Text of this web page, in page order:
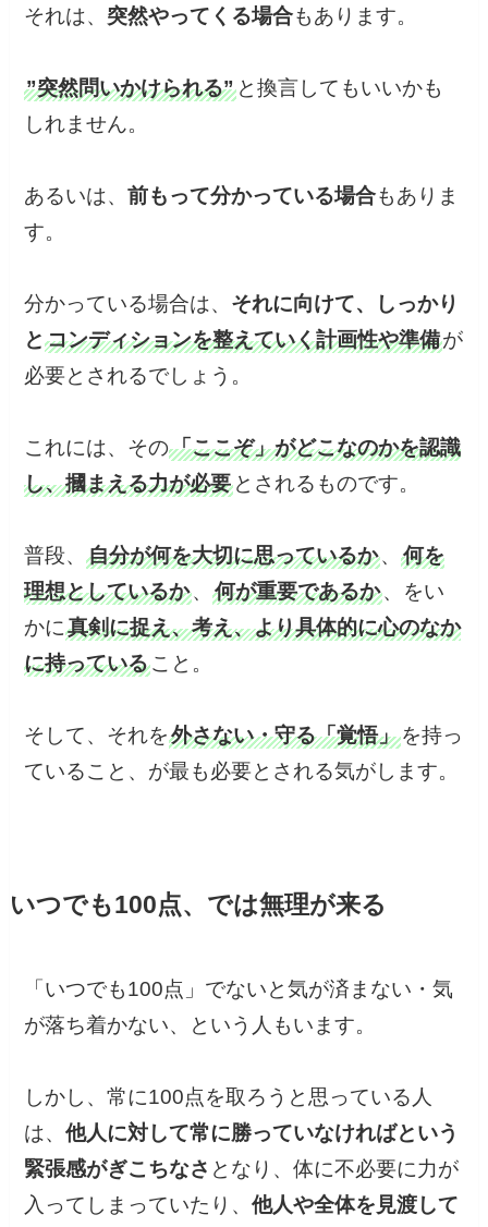
それは、 突然やってくる場合もあります。
”突然問いかけられる” と換言してもいいかも
しれません。
あるいは、前もって分かっている場合もありま
す。
分かっている場合は、 それに向けて、しっかり
とコンディションを整えていく計画性や準備が
必要とされるでしょう。
これには、その「ここぞ」がどこなのかを認識
し、摑まえる力が必要 とされるものです。
普段、自分が何を大切に思っているか、何を
理想としているか、何が重要であるか、をい
かに真剣に捉え、考え、より具体的に心のなか
に持っていること。
そして、それを外さない・守る「覚悟」を持っ
ていること、が最も必要とされる気がします。
いつでも100点、では無理が来る
「いつでも100点」でないと気が済まない・気
が落ち着かない、という人もいます。
しかし、常に100点を取ろうと思っている人
は、他人に対して常に勝っていなければという
緊張感がぎこちなさ となり、体に不必要に力が
入ってしまっていたり、他人や全体を見渡して